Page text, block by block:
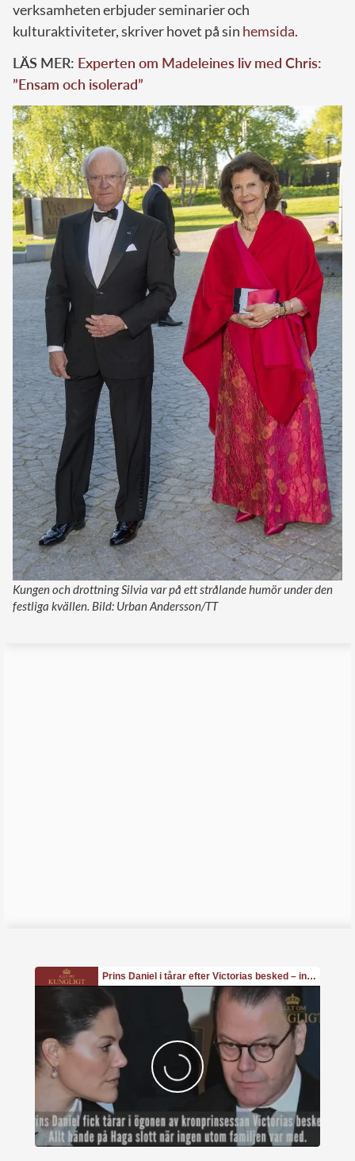
verksamheten erbjuder seminarier och
kulturaktiviteter, skriver hovet på sin hemsida.
LÄS MER: Experten om Madeleines liv med Chris:
”Ensam och isolerad”
Kungen och drottning Silvia var på ett strålande humör under den
festliga kvällen. Bild: Urban Andersson/TT